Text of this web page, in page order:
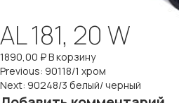
AL 181, 20 W
1890,00 ₽В корзину
Навигация
Previous: 90118/1 хром
Next: 90248/3 белый/ черный